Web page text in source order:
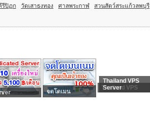
รีปิฏก วัดเสาธงทอง ศาลพระกาฬ สวนสัตว์สระแก้วลพบุรี
จดโดเมน
Thailand VPS
Thailand VPS
Server